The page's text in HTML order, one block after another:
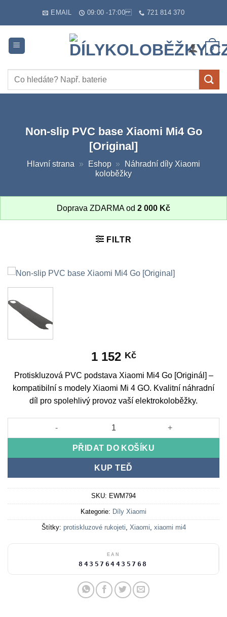
EMAIL 09:00 -17:00 721 814 370
0
Hledat:
Non-slip PVC base Xiaomi Mi4 Go
[Original]
Hlavní strana » Eshop »
Náhradní díly Xiaomi
koloběžky
Doprava ZDARMA od 2 000 Kč
FILTR
1 152 Kč
Protiskluzová PVC podstava Xiaomi Mi4 Go [Originál] –
kompatibilní s modely Xiaomi Mi 4 GO. Kvalitní náhradní
díl pro spolehlivý provoz vaší elektrokoloběžky.
Non-slip PVC base Xiaomi Mi4 Go [Original] množství
PŘIDAT DO KOŠÍKU
KUP TEĎ
SKU: EWM794
Kategorie: Díly Xiaomi
Štítky: protiskluzové rukojeti, Xiaomi, xiaomi mi4
EAN
8435764435768